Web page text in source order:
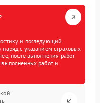
и последующий
наряд с указанием страховых
после выполнения работ
работ и